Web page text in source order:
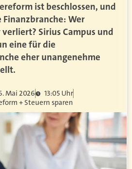
ist beschlossen, und
Wer
Sirius Campus und
eine für die
eher unangenehme
Mai 2026
13:05 Uhr
+ Steuern sparen